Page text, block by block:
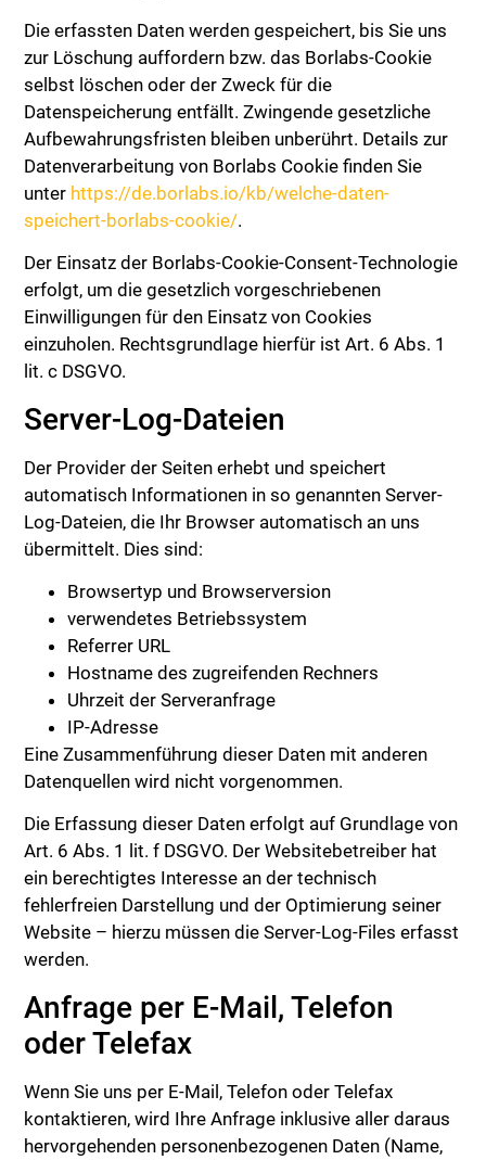
Die erfassten Daten werden gespeichert, bis Sie uns
zur Löschung auffordern bzw. das Borlabs-Cookie
selbst löschen oder der Zweck für die
Datenspeicherung entfällt. Zwingende gesetzliche
Aufbewahrungsfristen bleiben unberührt. Details zur
Datenverarbeitung von Borlabs Cookie finden Sie
unter https://de.borlabs.io/kb/welche-daten-
speichert-borlabs-cookie/.
Der Einsatz der Borlabs-Cookie-Consent-Technologie
erfolgt, um die gesetzlich vorgeschriebenen
Einwilligungen für den Einsatz von Cookies
einzuholen. Rechtsgrundlage hierfür ist Art. 6 Abs. 1
lit. c DSGVO.
Server-Log-Dateien
Der Provider der Seiten erhebt und speichert
automatisch Informationen in so genannten Server-
Log-Dateien, die Ihr Browser automatisch an uns
übermittelt. Dies sind:
Browsertyp und Browserversion
verwendetes Betriebssystem
Referrer URL
Hostname des zugreifenden Rechners
Uhrzeit der Serveranfrage
IP-Adresse
Eine Zusammenführung dieser Daten mit anderen
Datenquellen wird nicht vorgenommen.
Die Erfassung dieser Daten erfolgt auf Grundlage von
Art. 6 Abs. 1 lit. f DSGVO. Der Websitebetreiber hat
ein berechtigtes Interesse an der technisch
fehlerfreien Darstellung und der Optimierung seiner
Website – hierzu müssen die Server-Log-Files erfasst
werden.
Anfrage per E-Mail, Telefon
oder Telefax
Wenn Sie uns per E-Mail, Telefon oder Telefax
kontaktieren, wird Ihre Anfrage inklusive aller daraus
hervorgehenden personenbezogenen Daten (Name,